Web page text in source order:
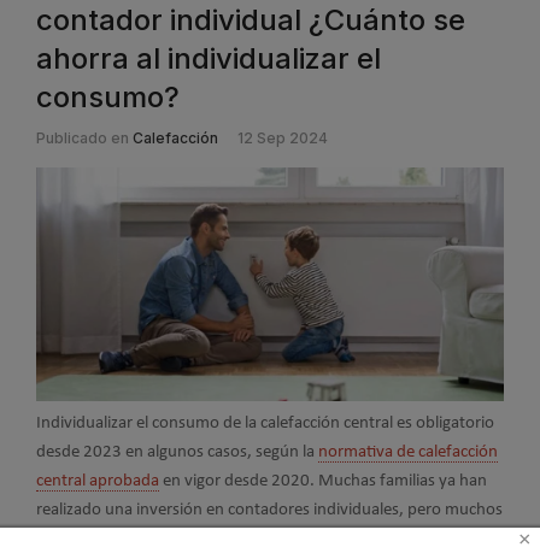
contador individual ¿Cuánto se
ahorra al individualizar el
consumo?
Publicado en Calefacción 12 Sep 2024
Individualizar el consumo de la calefacción central es obligatorio
desde 2023 en algunos casos, según la normativa de calefacción
central aprobada en vigor desde 2020. Muchas familias ya han
realizado una inversión en contadores individuales, pero muchos
×